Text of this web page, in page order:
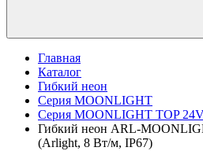
Главная
Каталог
Гибкий неон
Серия MOONLIGHT
Серия MOONLIGHT TOP
Гибкий неон ARL-
(Arlight, 8 Вт/м, IP67)